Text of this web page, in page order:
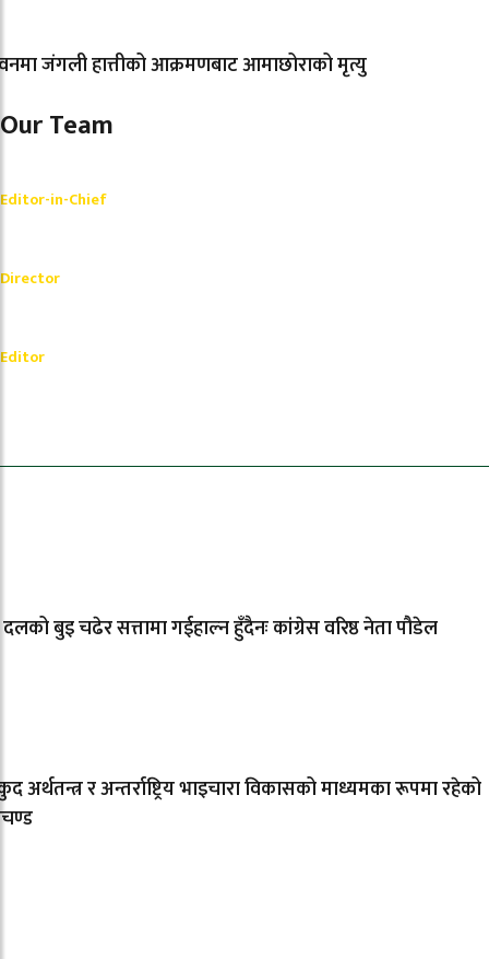
जंगली हात्तीको आक्रमणबाट आमाछोराको मृत्यु
Our Team
Editor-in-Chief
Director
Editor
बुइ चढेर सत्तामा गईहाल्न हुँदैनः कांग्रेस वरिष्ठ नेता पौडेल
अर्थतन्त्र र अन्तर्राष्ट्रिय भाइचारा विकासको माध्यमका रूपमा रहेको